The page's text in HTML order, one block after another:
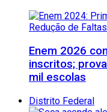
Enem 2026
inscritos;
mil escolas
Distrito Federal